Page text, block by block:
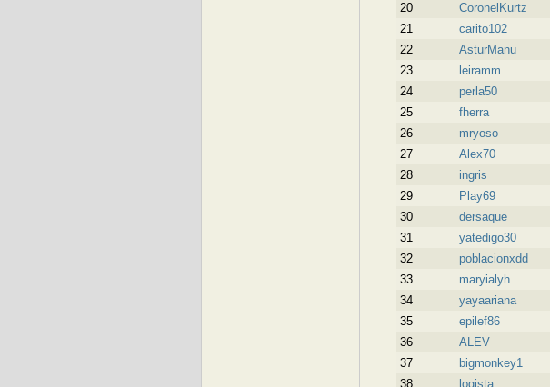
20
CoronelKurtz
21
carito102
22
AsturManu
23
leiramm
24
perla50
25
fherra
26
mryoso
27
Alex70
28
ingris
29
Play69
30
dersaque
31
yatedigo30
32
poblacionxdd
33
maryialyh
34
yayaariana
35
epilef86
36
ALEV
37
bigmonkey1
38
logista